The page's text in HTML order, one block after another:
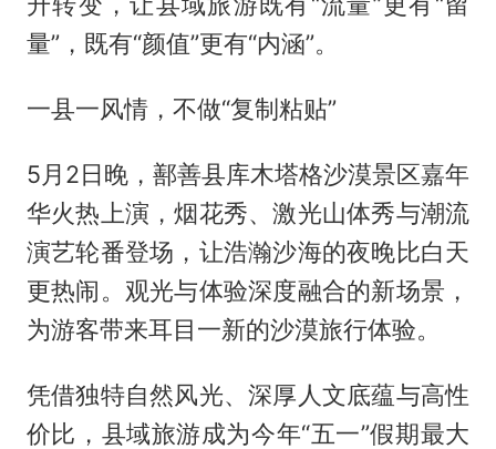
量”，既有“颜值”更有“内涵”。
一县一风情，不做“复制粘贴”
5月2日晚，鄯善县库木塔格沙漠景区嘉年
华火热上演，烟花秀、激光山体秀与潮流
演艺轮番登场，让浩瀚沙海的夜晚比白天
更热闹。观光与体验深度融合的新场景，
为游客带来耳目一新的沙漠旅行体验。
凭借独特自然风光、深厚人文底蕴与高性
价比，县域旅游成为今年“五一”假期最大